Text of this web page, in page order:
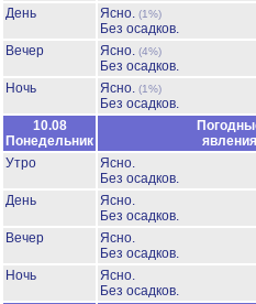
День
Ясно. (1%)
Без осадков.
Вечер
Ясно. (4%)
Без осадков.
Ночь
Ясно. (1%)
Без осадков.
10.08
Понедельник
явления
Утро
Ясно.
Без осадков.
День
Ясно.
Без осадков.
Вечер
Ясно.
Без осадков.
Ночь
Ясно.
Без осадков.